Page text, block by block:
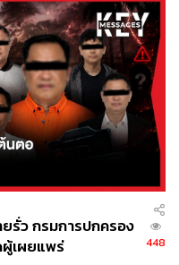
หลายแห่งยังคงขึ้นอยู่กับ
บขี่ภายในระยะเวลาอัน
าดได้ ดังนั้น สิ่งสำคัญจึง
ด้ดีแยกจากกัน แต่คือการ
พื่อลดความเสี่ยงได้
องของวิศวกรรมความ
แบบภายใต้การยอมรับ
ษย์มีโอกาสเกิดขึ้นได้
ลดโอกาสที่ความผิด
ร้ายแรง” ดร.ภานุเดช
รั่ว กรมการปกครอง
เผยแพร่
448